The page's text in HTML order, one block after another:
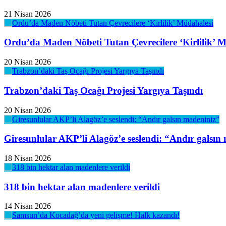
21 Nisan 2026
Ordu’da Maden Nöbeti Tutan Çevrecilere ‘Kirlilik’
20 Nisan 2026
Trabzon’daki Taş Ocağı Projesi Yargıya Taşındı
20 Nisan 2026
Giresunlular AKP’li Alagöz’e seslendi: “Andır galsın
18 Nisan 2026
318 bin hektar alan madenlere verildi
14 Nisan 2026